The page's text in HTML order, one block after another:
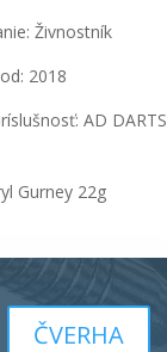
Živnostník
2018
AD DARTS
Gurney 22g
ČVERHA